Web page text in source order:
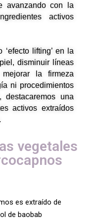
avanzando con la
activos
‘efecto lifting’ en la
disminuir líneas
la firmeza
ni procedimientos
destacaremos una
activos extraídos
vegetales
es extraído de
de baobab